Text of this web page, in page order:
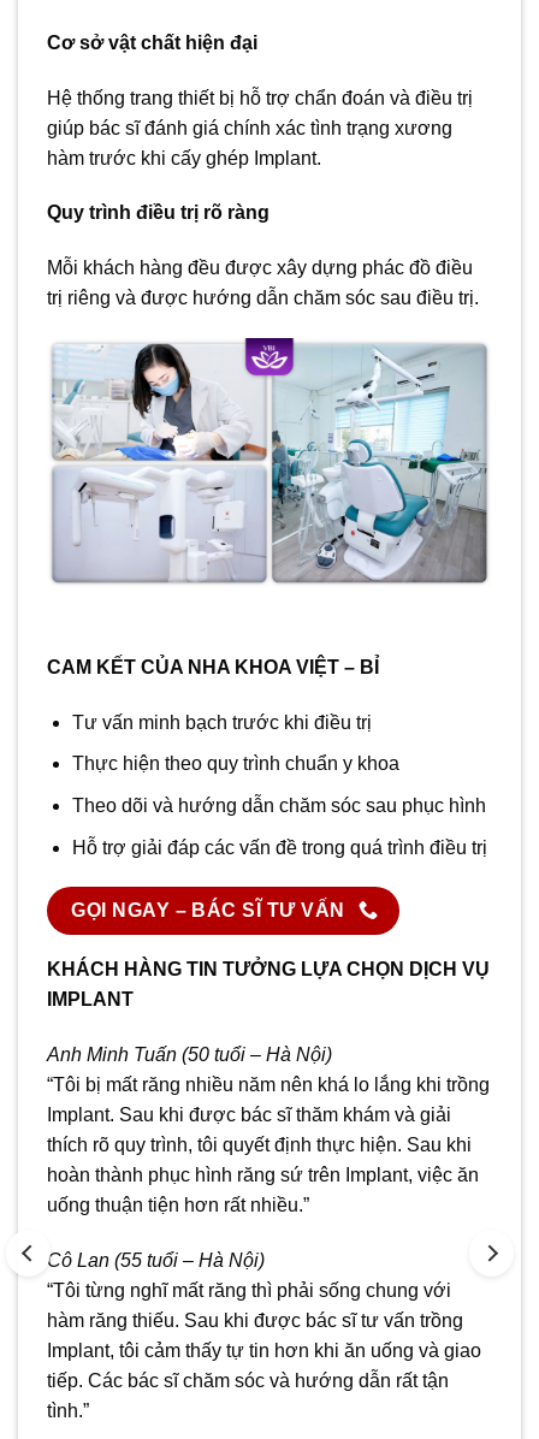
Cơ sở vật chất hiện đại
Hệ thống trang thiết bị hỗ trợ chẩn đoán và điều trị
giúp bác sĩ đánh giá chính xác tình trạng xương
hàm trước khi cấy ghép Implant.
Quy trình điều trị rõ ràng
Mỗi khách hàng đều được xây dựng phác đồ điều
trị riêng và được hướng dẫn chăm sóc sau điều trị.
CAM KẾT CỦA NHA KHOA VIỆT – BỈ
Tư vấn minh bạch trước khi điều trị
Thực hiện theo quy trình chuẩn y khoa
Theo dõi và hướng dẫn chăm sóc sau phục hình
Hỗ trợ giải đáp các vấn đề trong quá trình điều trị
GỌI NGAY – BÁC SĨ TƯ VẤN
KHÁCH HÀNG TIN TƯỞNG LỰA CHỌN DỊCH VỤ
IMPLANT
Anh Minh Tuấn (50 tuổi – Hà Nội)
“Tôi bị mất răng nhiều năm nên khá lo lắng khi trồng
Implant. Sau khi được bác sĩ thăm khám và giải
thích rõ quy trình, tôi quyết định thực hiện. Sau khi
hoàn thành phục hình răng sứ trên Implant, việc ăn
uống thuận tiện hơn rất nhiều.”
Cô Lan (55 tuổi – Hà Nội)
“Tôi từng nghĩ mất răng thì phải sống chung với
hàm răng thiếu. Sau khi được bác sĩ tư vấn trồng
Implant, tôi cảm thấy tự tin hơn khi ăn uống và giao
tiếp. Các bác sĩ chăm sóc và hướng dẫn rất tận
tình.”